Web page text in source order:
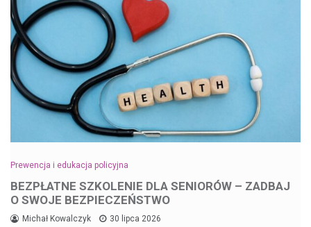
Prewencja i edukacja policyjna
BEZPŁATNE SZKOLENIE DLA SENIORÓW – ZADBAJ
O SWOJE BEZPIECZEŃSTWO
Michał Kowalczyk 30 lipca 2026